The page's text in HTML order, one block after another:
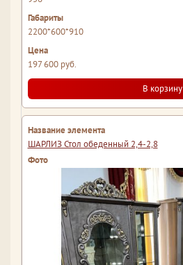
2200*600*910
197 600 руб.
В корзину
ШАРЛИЗ Стол обеденный 2,4-2,8